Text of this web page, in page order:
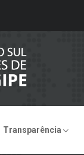
Transparência